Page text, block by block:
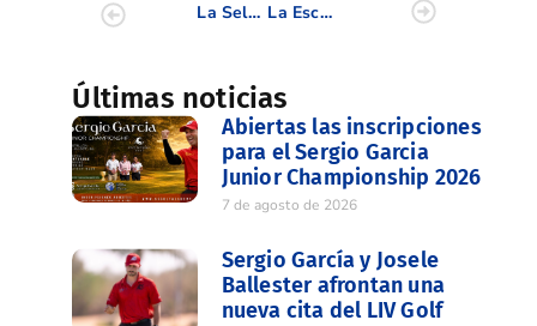
La Selección Valenciana finaliza el Nacional de FFAA de Pitch&Putt 2024
La Escuela de la FGCV premiada en XL Gala Provincial del Deporte de la Diputación de Alicante
Últimas noticias
Abiertas las inscripciones
para el Sergio Garcia
Junior Championship 2026
7 de agosto de 2026
Sergio García y Josele
Ballester afrontan una
nueva cita del LIV Golf